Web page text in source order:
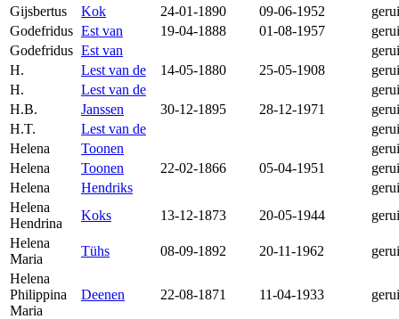
Gijsbertus
Kok 24-01-1890 09-06-1952
Godefridus Est van 19-04-1888 01-08-1957
Godefridus Est van
H.
Lest van de 14-05-1880 25-05-1908
H.
Lest van de
H.B.
Janssen 30-12-1895 28-12-1971
H.T.
Lest van de
Helena
Toonen
Helena
Toonen 22-02-1866 05-04-1951
Helena
Hendriks
Helena
Hendrina
Koks 13-12-1873 20-05-1944
Helena
Maria
Tühs 08-09-1892 20-11-1962
Helena
Philippina
Maria
Deenen 22-08-1871 11-04-1933